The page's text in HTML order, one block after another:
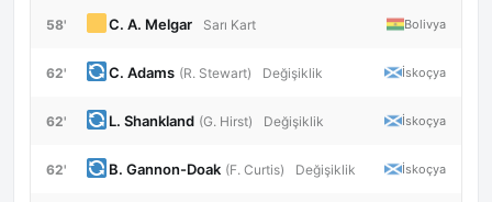
58' C. A. Melgar Sarı Kart Bolivya
62' C. Adams (R. Stewart) Değişiklik İskoçya
62' L. Shankland (G. Hirst) Değişiklik İskoçya
62' B. Gannon-Doak (F. Curtis) Değişiklik İskoçya